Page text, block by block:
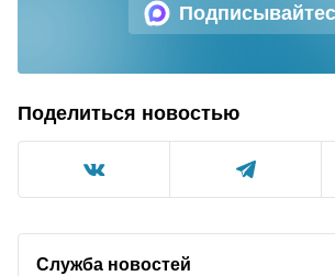
Поделиться новостью
Служба новостей